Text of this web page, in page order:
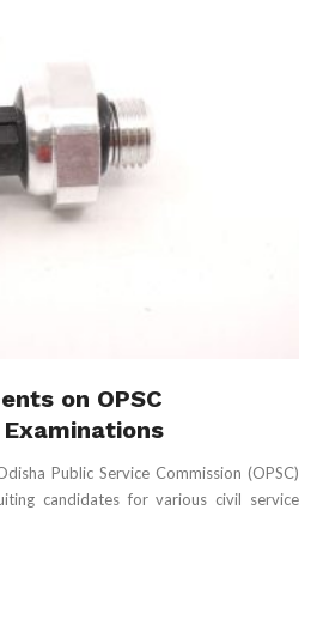
on OPSC
Public Service Commission (OPSC)
candidates for various civil service